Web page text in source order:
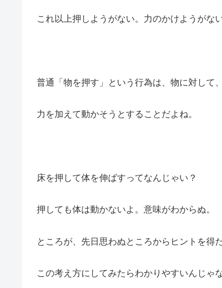
これ以上押しようがない。力のかけようがない
普通「物を押す」という行為は、物に対して、
力を加えて動かそうとすることだよね。
床を押して体を伸ばすってなんじゃい？
押しても体は動かないよ。意味がわからぬ。
ところが、先日思わぬところからヒントを得た
この考え方にしてみたらわかりやすいんじゃ